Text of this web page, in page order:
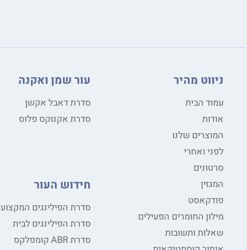
ניווט מהיר
עמוד הבית
אודות
המוצרים שלנו
לפני ואחרי
סרטונים
המגזין
פודקאסט
מילון החומרים הפעילים
שאלות ותשובות
עור שמן ואקנה
סדרת דאבל אקשן
סדרת אקנוקס פלוס
חידוש העור
סדרת הפילינגים
סדרת הפילינגים לבית
סדרת ABR קומפלקס